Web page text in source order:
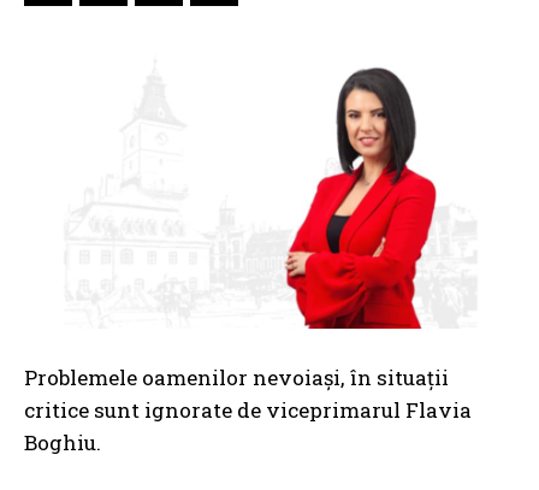
Problemele oamenilor nevoiași, în situații
critice sunt ignorate de viceprimarul Flavia
Boghiu.